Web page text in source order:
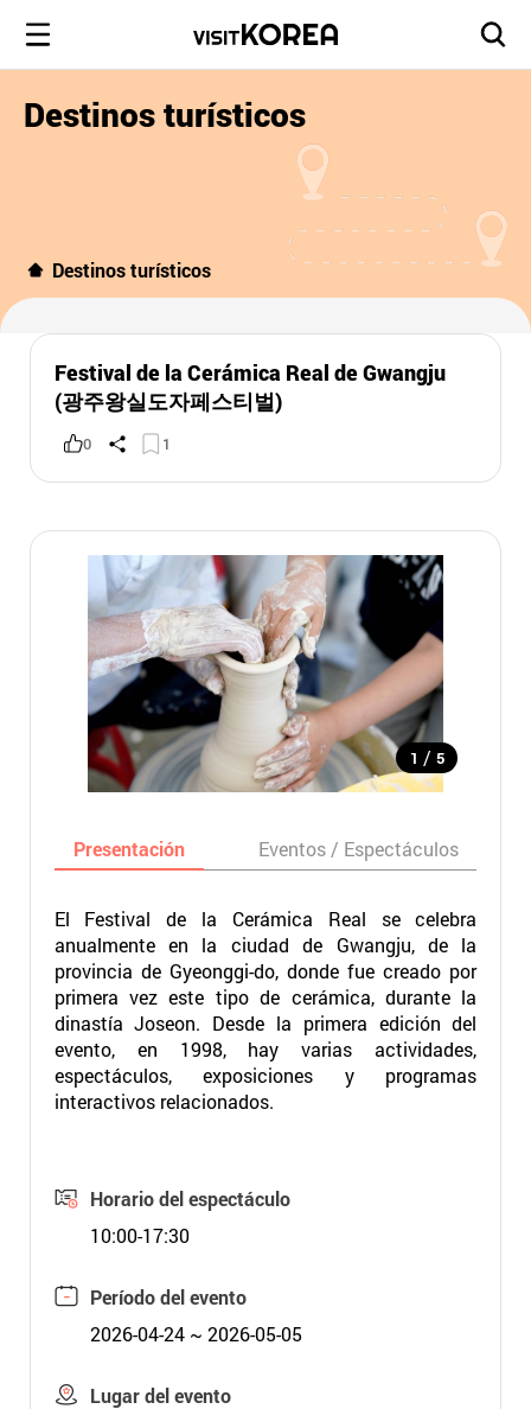
Destinos turísticos
Destinos turísticos
Festival de la Cerámica Real de Gwangju
(광주왕실도자페스티벌)
0 1
1 / 5
Presentación Eventos / Espectáculos
El Festival de la Cerámica Real se celebra
anualmente en la ciudad de Gwangju, de la
provincia de Gyeonggi-do, donde fue creado por
primera vez este tipo de cerámica, durante la
dinastía Joseon. Desde la primera edición del
evento, en 1998, hay varias actividades,
espectáculos, exposiciones y programas
interactivos relacionados.
Horario del espectáculo
10:00-17:30
Período del evento
2026-04-24 ~ 2026-05-05
Lugar del evento